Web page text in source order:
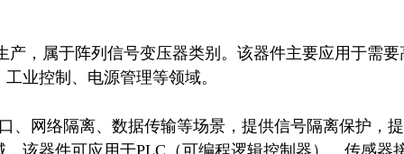
产，属于阵列信号变压器类别。该器件主要应用于需要
业控制、电源管理等领域。
、网络隔离、数据传输等场景，提供信号隔离保护，提
该器件可应用于PLC（可编程逻辑控制器）、传感器